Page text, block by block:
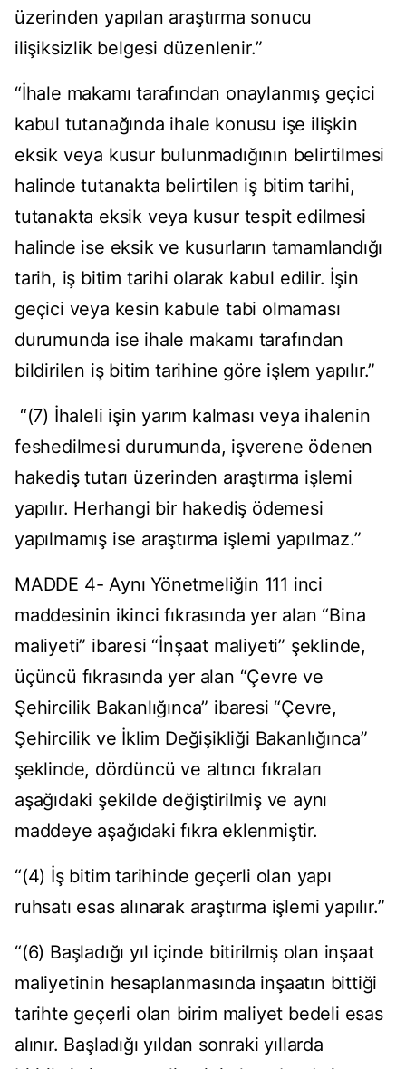
üzerinden yapılan araştırma sonucu
ilişiksizlik belgesi düzenlenir.”
“İhale makamı tarafından onaylanmış geçici
kabul tutanağında ihale konusu işe ilişkin
eksik veya kusur bulunmadığının belirtilmesi
halinde tutanakta belirtilen iş bitim tarihi,
tutanakta eksik veya kusur tespit edilmesi
halinde ise eksik ve kusurların tamamlandığı
tarih, iş bitim tarihi olarak kabul edilir. İşin
geçici veya kesin kabule tabi olmaması
durumunda ise ihale makamı tarafından
bildirilen iş bitim tarihine göre işlem yapılır.”
“(7) İhaleli işin yarım kalması veya ihalenin
feshedilmesi durumunda, işverene ödenen
hakediş tutarı üzerinden araştırma işlemi
yapılır. Herhangi bir hakediş ödemesi
yapılmamış ise araştırma işlemi yapılmaz.”
MADDE 4- Aynı Yönetmeliğin 111 inci
maddesinin ikinci fıkrasında yer alan “Bina
maliyeti” ibaresi “İnşaat maliyeti” şeklinde,
üçüncü fıkrasında yer alan “Çevre ve
Şehircilik Bakanlığınca” ibaresi “Çevre,
Şehircilik ve İklim Değişikliği Bakanlığınca”
şeklinde, dördüncü ve altıncı fıkraları
aşağıdaki şekilde değiştirilmiş ve aynı
maddeye aşağıdaki fıkra eklenmiştir.
“(4) İş bitim tarihinde geçerli olan yapı
ruhsatı esas alınarak araştırma işlemi yapılır.”
“(6) Başladığı yıl içinde bitirilmiş olan inşaat
maliyetinin hesaplanmasında inşaatın bittiği
tarihte geçerli olan birim maliyet bedeli esas
alınır. Başladığı yıldan sonraki yıllarda